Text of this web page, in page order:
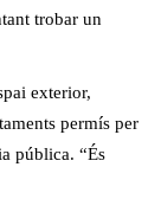
trobar un
exterior,
permís per
pública. “És